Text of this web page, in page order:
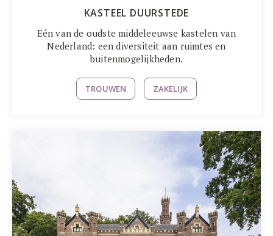
KASTEEL DUURSTEDE
Eén van de oudste middeleeuwse kastelen van
Nederland: een diversiteit aan ruimtes en
buitenmogelijkheden.
TROUWEN ZAKELIJK